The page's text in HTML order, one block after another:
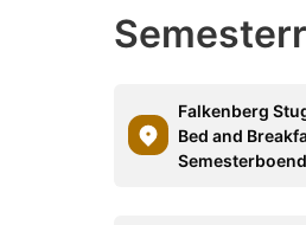
Falkenberg
Bed and